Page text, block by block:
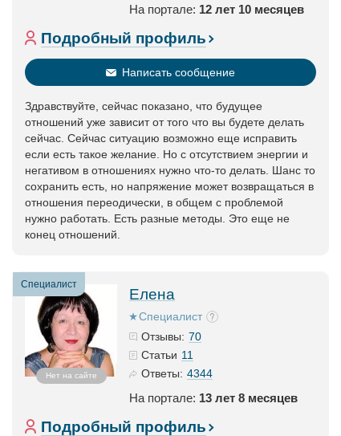
На портале: 12 лет 10 месяцев
Подробный профиль
Написать сообщение
Здравствуйте, сейчас показано, что будущее
отношений уже зависит от того что вы будете делать
сейчас. Сейчас ситуацию возможно еще исправить
если есть такое желание. Но с отсутствием энергии и
негативом в отношениях нужно что-то делать. Шанс то
сохранить есть, но напряжение может возвращаться в
отношения переодически, в общем с проблемой
нужно работать. Есть разные методы. Это еще не
конец отношений.
Специалист
Нет на сайте
Елена
Специалист
Отзывы: 70
Статьи 11
Ответы: 4344
На портале: 13 лет 8 месяцев
Подробный профиль